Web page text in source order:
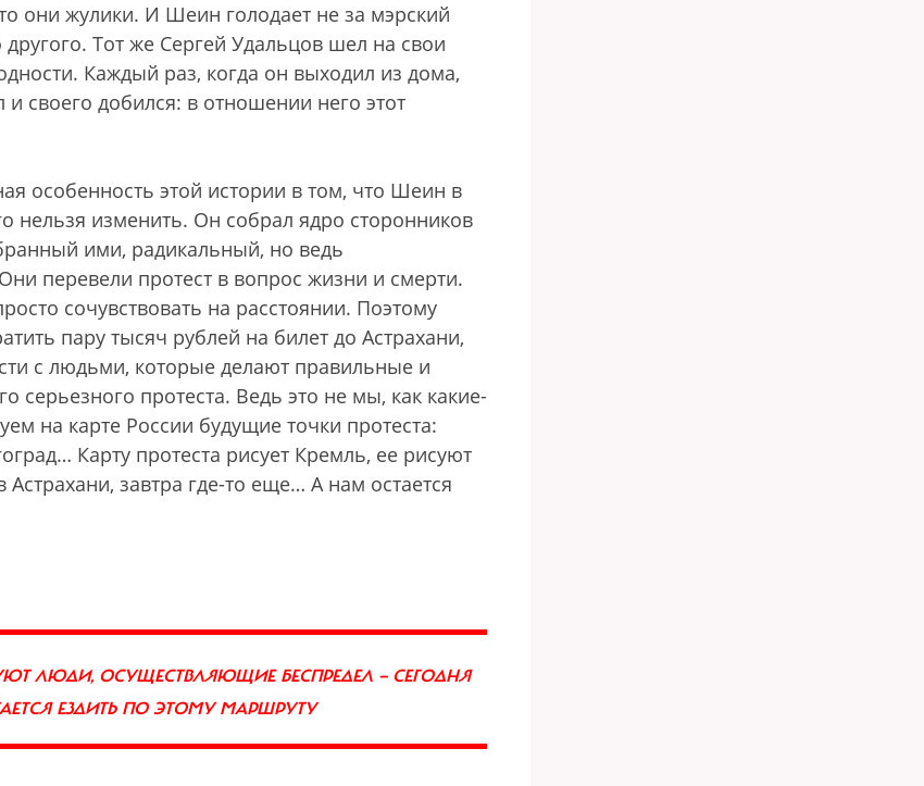
они жулики. И Шеин голодает не за мэрский
Тот же Сергей Удальцов шел на свои
Каждый раз, когда он выходил из дома,
своего добился: в отношении него этот
особенность этой истории в том, что Шеин в
нельзя изменить. Он собрал ядро сторонников
ими, радикальный, но ведь
перевели протест в вопрос жизни и смерти.
сочувствовать на расстоянии. Поэтому
пару тысяч рублей на билет до Астрахани,
с людьми, которые делают правильные и
серьезного протеста. Ведь это не мы, как какие-
на карте России будущие точки протеста:
Карту протеста рисует Кремль, ее рисуют
завтра где-то еще… А нам остается
ЛЮДИ, ОСУЩЕСТВЛЯЮЩИЕ БЕСПРЕДЕЛ — СЕГОДНЯ
ЕЗДИТЬ ПО ЭТОМУ МАРШРУТУ